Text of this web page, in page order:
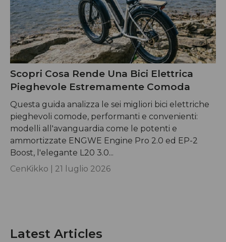
Latest Articles
Scopri Cosa Rende Una Bici Elettrica
Pieghevole Estremamente Comoda
Questa guida analizza le sei migliori bici elettriche
pieghevoli comode, performanti e convenienti:
modelli all'avanguardia come le potenti e
ammortizzate ENGWE Engine Pro 2.0 ed EP-2
Boost, l'elegante L20 3.0...
CenKikko | 21 luglio 2026